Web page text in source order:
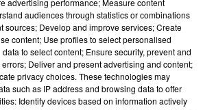
Aménager un school bus au
Canada et accueillir les bleus à
Boston,...
audiences through statistics or combinations
sources; Develop and improve services; Create
content; Use profiles to select personalised
to select content; Ensure security, prevent and
Deliver and present advertising and content;
privacy choices. These technologies may
such as IP address and browsing data to offer
Identify devices based on information actively